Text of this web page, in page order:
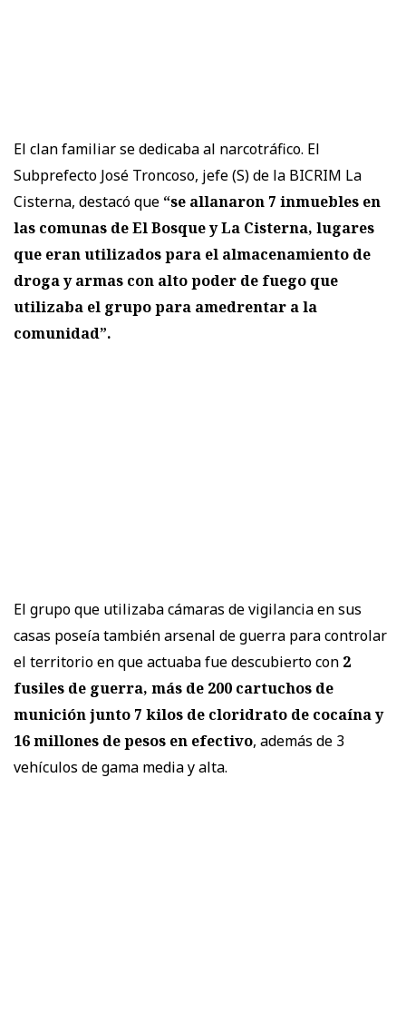
El clan familiar se dedicaba al narcotráfico. El
Subprefecto José Troncoso, jefe (S) de la BICRIM La
Cisterna, destacó que “se allanaron 7 inmuebles en
las comunas de El Bosque y La Cisterna, lugares
que eran utilizados para el almacenamiento de
droga y armas con alto poder de fuego que
utilizaba el grupo para amedrentar a la
comunidad”.
El grupo que utilizaba cámaras de vigilancia en sus
casas poseía también arsenal de guerra para controlar
el territorio en que actuaba fue descubierto con 2
fusiles de guerra, más de 200 cartuchos de
munición junto 7 kilos de cloridrato de cocaína y
16 millones de pesos en efectivo, además de 3
vehículos de gama media y alta.